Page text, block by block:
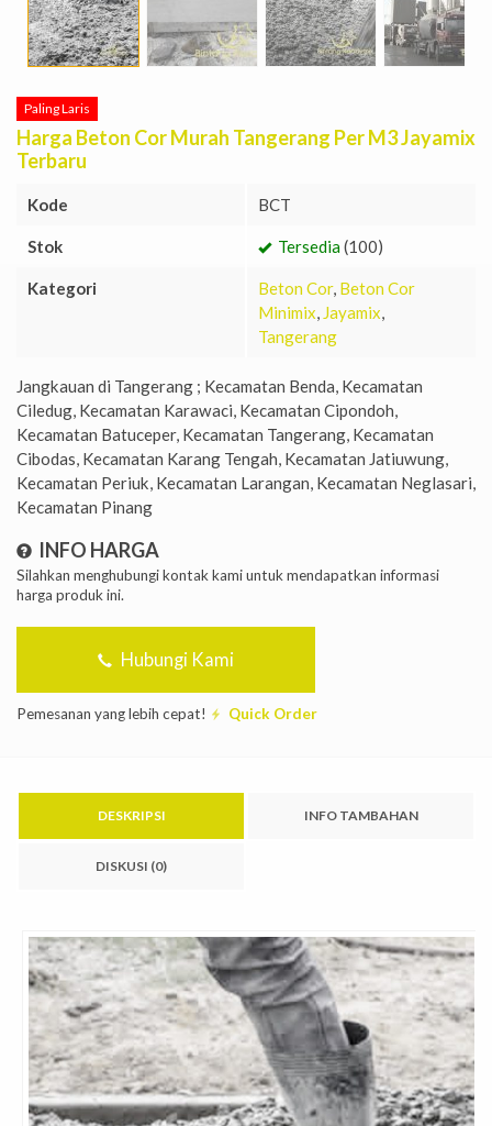
Paling Laris
Harga Beton Cor Murah Tangerang Per M3 Jayamix
Terbaru
Kode BCT
Stok Tersedia(100)
Kategori Beton Cor, Beton Cor
Minimix, Jayamix,
Tangerang
Jangkauan di Tangerang ; Kecamatan Benda, Kecamatan
Ciledug, Kecamatan Karawaci, Kecamatan Cipondoh,
Kecamatan Batuceper, Kecamatan Tangerang, Kecamatan
Cibodas, Kecamatan Karang Tengah, Kecamatan Jatiuwung,
Kecamatan Periuk, Kecamatan Larangan, Kecamatan Neglasari,
Kecamatan Pinang
INFO HARGA
Silahkan menghubungi kontak kami untuk mendapatkan informasi
harga produk ini.
Hubungi Kami
Pemesanan yang lebih cepat! Quick Order
DESKRIPSI INFO TAMBAHAN
DISKUSI (0)